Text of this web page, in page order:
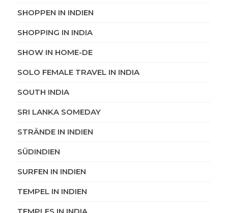
SHOPPEN IN INDIEN
SHOPPING IN INDIA
SHOW IN HOME-DE
SOLO FEMALE TRAVEL IN INDIA
SOUTH INDIA
SRI LANKA SOMEDAY
STRÄNDE IN INDIEN
SÜDINDIEN
SURFEN IN INDIEN
TEMPEL IN INDIEN